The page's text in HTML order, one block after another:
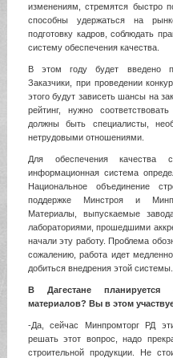
изменениям, стремятся быстро
способны удержаться на
подготовку кадров, соблюдать
систему обеспечения качества.
В этом году будет введено
Заказчики, при проведении
этого будут зависеть шансы на
рейтинг, нужно
должны быть специалисты,
нетрудовыми отношениями.
Для обеспечения качества
информационная система
Национальное объединение
поддержке Минстроя и
Материалы, выпускаемые
лабораториями, прошедшими
начали эту работу. Проблема
сожалению, работа идет
добиться внедрения этой системы.
В Дагестане планируется
материалов? Вы в этом
-Да, сейчас Минпромторг РД
решать этот вопрос, надо
строительной продукции. Не